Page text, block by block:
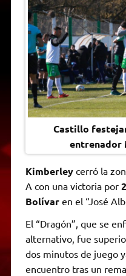
t
s
A
p
p
e
g
r
a
m
t
t
e
r
e
b
o
o
k
s
e
n
g
e
y
L
i
n
k
l
Castillo
entrenador
Kimberleycerró la
A con una victoria por
Bolívaren el “José
El “Dragón”, que se
alternativo, fue
dos minutos de juego
encuentro tras un